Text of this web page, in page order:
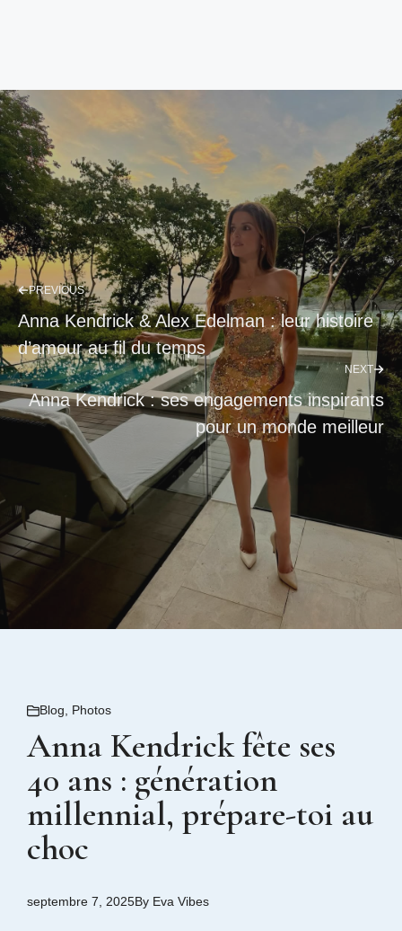
PREVIOUS
Anna Kendrick & Alex Edelman : leur histoire
d’amour au fil du temps
NEXT
Anna Kendrick : ses engagements inspirants
pour un monde meilleur
Blog Photos
Anna Kendrick fête ses
40 ans : génération
millennial, prépare-toi au
choc
septembre 7, 2025By Eva Vibes